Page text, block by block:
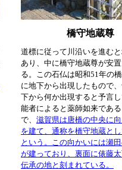
橋守地蔵尊
道標に従って川沿いを進む
あり、中に橋守地蔵尊が安
る。この石仏は昭和51年の
に地下から出現したもので
下から何か出現すると予言
能者によると薬師如来であ
で、 滋賀県は唐橋の中央に
を建て、通称を橋守地蔵と
という。この向かいには瀬
が建っており、裏面に俵藤
伝承の地と刻まれている。